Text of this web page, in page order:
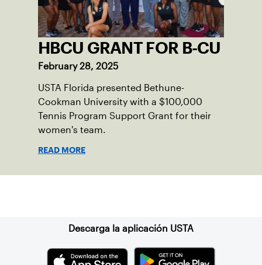
HBCU GRANT FOR B-CU
February 28, 2025
USTA Florida presented Bethune-
Cookman University with a $100,000
Tennis Program Support Grant for their
women's team.
READ MORE
Descarga la aplicación USTA